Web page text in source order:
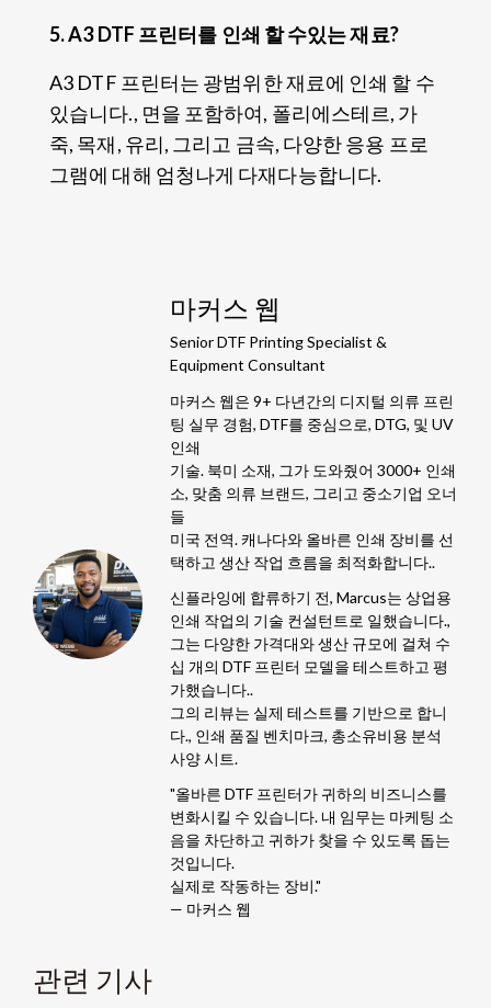
5. A3 DTF 프린터를 인쇄 할 수있는 재료?
A3 DTF 프린터는 광범위한 재료에 인쇄 할 수
있습니다., 면을 포함하여, 폴리에스테르, 가
죽, 목재, 유리, 그리고 금속, 다양한 응용 프로
그램에 대해 엄청나게 다재다능합니다.
마커스 웹
Senior DTF Printing Specialist &
Equipment Consultant
마커스 웹은 9+ 다년간의 디지털 의류 프린
팅 실무 경험, DTF를 중심으로, DTG, 및 UV
인쇄
기술. 북미 소재, 그가 도와줬어 3000+ 인쇄
소, 맞춤 의류 브랜드, 그리고 중소기업 오너
들
미국 전역. 캐나다와 올바른 인쇄 장비를 선
택하고 생산 작업 흐름을 최적화합니다..
신플라잉에 합류하기 전, Marcus는 상업용
인쇄 작업의 기술 컨설턴트로 일했습니다.,
그는 다양한 가격대와 생산 규모에 걸쳐 수
십 개의 DTF 프린터 모델을 테스트하고 평
가했습니다..
그의 리뷰는 실제 테스트를 기반으로 합니
다., 인쇄 품질 벤치마크, 총소유비용 분석
사양 시트.
"올바른 DTF 프린터가 귀하의 비즈니스를
변화시킬 수 있습니다. 내 임무는 마케팅 소
음을 차단하고 귀하가 찾을 수 있도록 돕는
것입니다.
실제로 작동하는 장비."
— 마커스 웹
관련 기사